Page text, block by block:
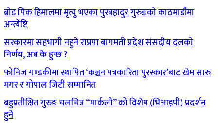
ब्रोड पिक हिमालमा मृत्यु भएका पुरबहादुर गुरुङको काठमाडौंमा
अन्त्येष्टि
सरकारमा सहभागी नहुने राप्रपा बागमती प्रदेश संसदीय दलको
निर्णय, अब के हुन्छ ?
फोनिज गण्डकीमा स्थापित ‘कञ्चन पत्रकारिता पुरस्कार’बाट खेम सारु
मगर र गोपाल जिटी सम्मानित
बहुप्रतीक्षित गुरुङ चलचित्र “मार्कली” को विशेष (भिआइपी) प्रदर्शन
हुने